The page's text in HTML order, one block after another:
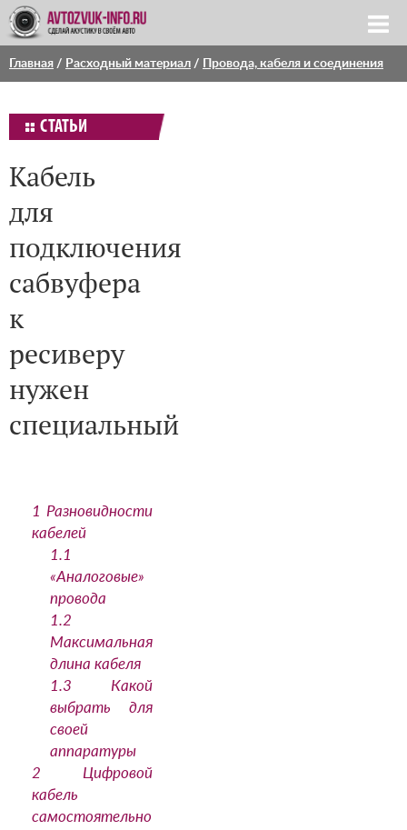
Главная / Расходный материал / Провода, кабеля и соединения
СТАТЬИ
Кабель
для
подключения
сабвуфера
к
ресиверу
нужен
специальный
1 Разновидности
кабелей
1.1
«Аналоговые»
провода
1.2
Максимальная
длина кабеля
1.3 Какой
выбрать для
своей
аппаратуры
2 Цифровой
кабель
самостоятельно